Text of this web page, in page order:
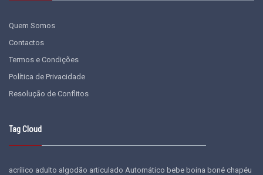
Quem Somos
Contactos
Termos e Condições
Política de Privacidade
Resolução de Conflitos
Tag Cloud
acrílico adulto algodão articulado Automático bebe boina boné chapéu